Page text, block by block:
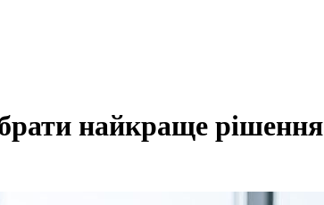
найкраще рішення